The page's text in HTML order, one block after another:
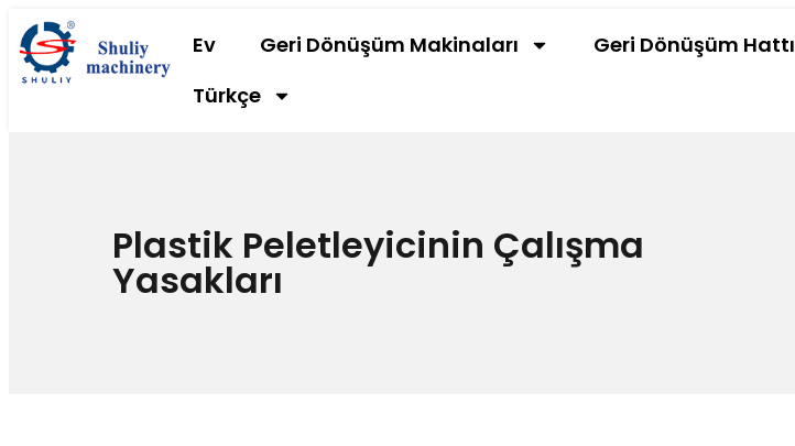
Ev Geri Dönüşüm Makinaları Geri Dönüşüm Hattı
Türkçe
Plastik Peletleyicinin Çalışma
Yasakları